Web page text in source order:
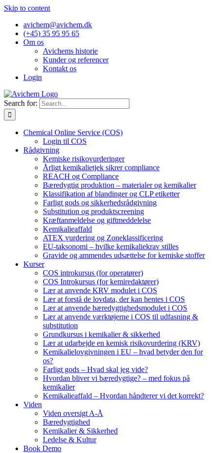
Skip to content
avichem@avichem.dk
(+45) 35 95 95 65
Om os
Avichems historie
Kunder og referencer
Kontakt os
Login
Search for:
Chemical Online Service (COS)
Login til COS
Rådgivning
Kemiske risikovurderinger
Årligt kemikalietjek sikrer compliance
REACH og Compliance
Bæredygtig produktion – materialer og kemikalier
Klassifikation af blandinger og CLP etiketter
Farligt gods og sikkerhedsrådgivning
Substitution og produktscreening
Kræftanmeldelse og giftmeddelelse
Kemikalieaffald
ATEX vurdering og Zoneklassificering
EU-taksonomi – hvilke kemikaliekrav stilles
Gravide og ammendes udsættelse for kemiske stoffer
Kurser
COS introkursus (for operatører)
COS Introkursus (for kemiredaktører)
Lær at anvende KRV modulet i COS
Lær at forstå de lovdata, der kan hentes i COS
Lær at anvende bæredygtighedsmodulet i COS
Lær at anvende værktøjerne i COS til udfasning &
substitution
Grundkursus i kemikalier & sikkerhed
Lær at udarbejde en kemisk risikovurdering (KRV)
Kemikalielovgivningen i EU – hvad betyder den for
os?
Farligt gods – Hvad skal jeg vide?
Hvordan bliver vi bæredygtige? – med fokus på
kemikalier
Kemikalieaffald – Hvordan håndterer vi det korrekt?
Viden
Viden oversigt A-Å
Bæredygtighed
Kemikalier & Sikkerhed
Ledelse & Kultur
Book Demo